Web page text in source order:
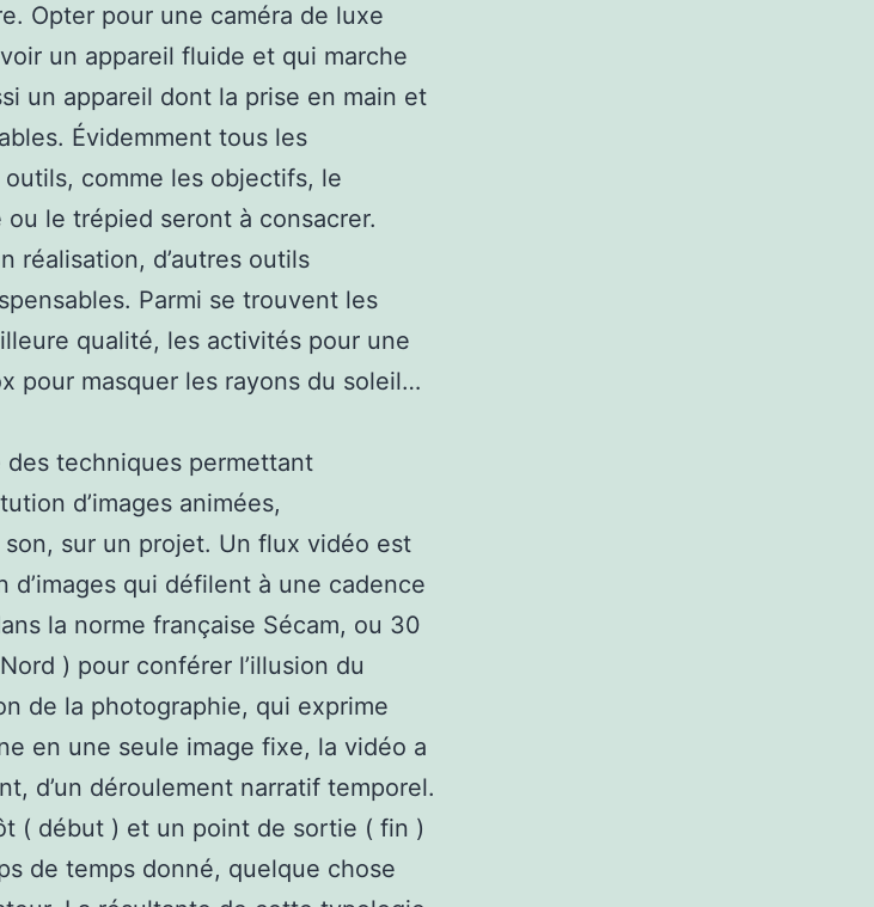
Opter pour une caméra de luxe
un appareil fluide et qui marche
un appareil dont la prise en main et
Évidemment tous les
comme les objectifs, le
le trépied seront à consacrer.
réalisation, d’autres outils
Parmi se trouvent les
qualité, les activités pour une
pour masquer les rayons du soleil…
des techniques permettant
d’images animées,
sur un projet. Un flux vidéo est
d’images qui défilent à une cadence
la norme française Sécam, ou 30
) pour conférer l’illusion du
de la photographie, qui exprime
en une seule image fixe, la vidéo a
d’un déroulement narratif temporel.
( début ) et un point de sortie ( fin )
de temps donné, quelque chose